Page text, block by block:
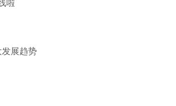
啦
展趋势